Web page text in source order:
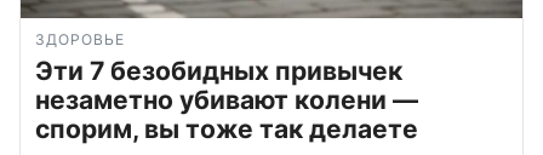
ЗДОРОВЬЕ
Эти 7 безобидных привычек
незаметно убивают колени —
спорим, вы тоже так делаете